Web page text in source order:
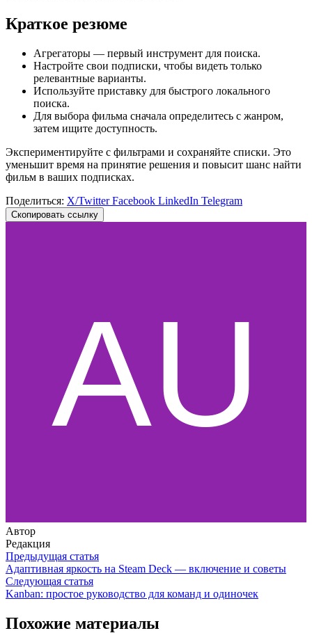
Краткое резюме
Агрегаторы — первый инструмент для поиска.
Настройте свои подписки, чтобы видеть только
релевантные варианты.
Используйте приставку для быстрого локального
поиска.
Для выбора фильма сначала определитесь с жанром,
затем ищите доступность.
Экспериментируйте с фильтрами и сохраняйте списки. Это
уменьшит время на принятие решения и повысит шанс найти
фильм в ваших подписках.
Поделиться: X/TwitterFacebook LinkedIn Telegram
Скопировать ссылку
Автор
Редакция
Предыдущая статья
Адаптивная яркость на Steam Deck — включение и советы
Следующая статья
Kanban: простое руководство для команд и одиночек
Похожие материалы